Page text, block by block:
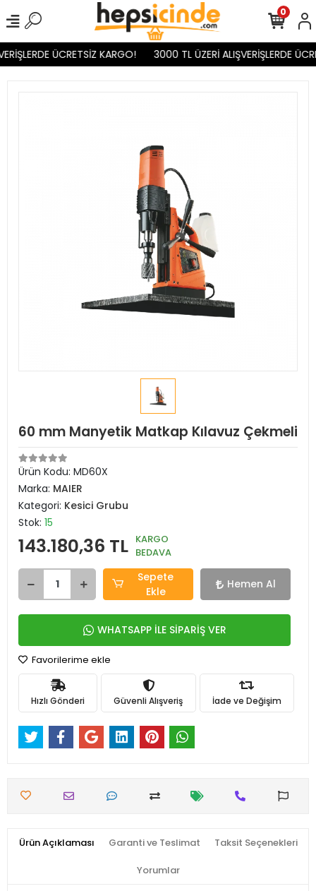
ÜCRETSİZ KARGO! 3000 TL ÜZERİ ALIŞVERİŞLERDE
0
60 mm Manyetik Matkap Kılavuz Çekmeli
Ürün Kodu: MD60X
Marka: MAIER
Kategori: Kesici Grubu
Stok: 15
143.180,36 TL KARGO
BEDAVA
Sepete
Ekle
Hemen Al
WHATSAPP İLE SİPARİŞ VER
Favorilerime ekle
Hızlı Gönderi Güvenli Alışveriş İade ve Değişim
Ürün Açıklaması Garanti ve Teslimat Taksit Seçenekleri
Yorumlar